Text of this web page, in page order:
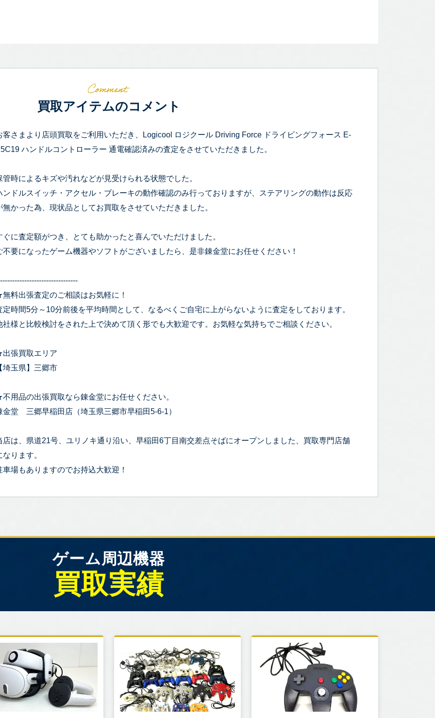
買取アイテムのコメント
客さまより店頭買取をご利用いただき、Logicool ロジクール Driving Force ドライビングフォース E-
ハンドルコントローラー 通電確認済みの査定をさせていただきました。
管時によるキズや汚れなどが見受けられる状態でした。
ンドルスイッチ・アクセル・ブレーキの動作確認のみ行っておりますが、ステアリングの動作は反応
無かった為、現状品としてお買取をさせていただきました。
ぐに査定額がつき、とても助かったと喜んでいただけました。
不要になったゲーム機器やソフトがございましたら、是非錬金堂にお任せください！
料出張査定のご相談はお気軽に！
定時間5分～10分前後を平均時間として、なるべくご自宅に上がらないように査定をしております。
社様と比較検討をされた上で決めて頂く形でも大歓迎です。お気軽な気持ちでご相談ください。
張買取エリア
埼玉県】三郷市
用品の出張買取なら錬金堂にお任せください。
金堂 三郷早稲田店（埼玉県三郷市早稲田5-6-1）
店は、県道21号、ユリノキ通り沿い、早稲田6丁目南交差点そばにオープンしました、買取専門店舗
なります。
車場もありますのでお持込大歓迎！
ゲーム周辺機器
買取実績